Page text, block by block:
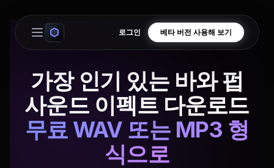
Open main menu
로그인 베타 버전 사용해 보기
가장 인기 있는 바와 펍
사운드 이펙트 다운로드
무료 WAV 또는 MP3 형
식으로